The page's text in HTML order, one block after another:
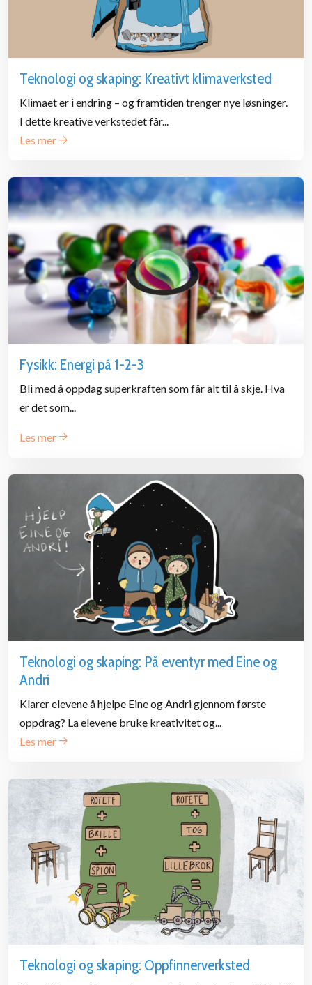
Teknologi og skaping: Kreativt klimaverksted
Klimaet er i endring – og framtiden trenger nye løsninger.
I dette kreative verkstedet får...
Les mer
Fysikk: Energi på 1-2-3
Bli med å oppdag superkraften som får alt til å skje. Hva
er det som...
Les mer
Teknologi og skaping: På eventyr med Eine og
Andri
Klarer elevene å hjelpe Eine og Andri gjennom første
oppdrag? La elevene bruke kreativitet og...
Les mer
Teknologi og skaping: Oppfinnerverksted